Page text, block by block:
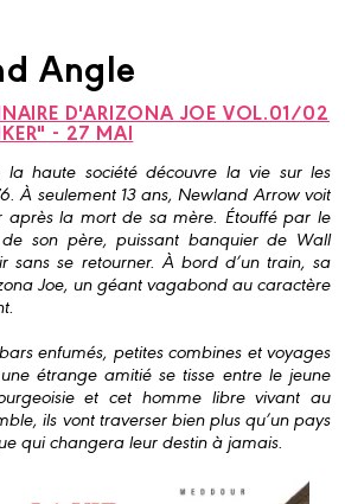
Angle
D'ARIZONA JOE VOL.01/02
- 27 MAI
haute société découvre la vie sur les
À seulement 13 ans, Newland Arrow voit
après la mort de sa mère. Étouffé par le
son père, puissant banquier de Wall
sans se retourner. À bord d’un train, sa
Joe, un géant vagabond au caractère
enfumés, petites combines et voyages
étrange amitié se tisse entre le jeune
et cet homme libre vivant au
ils vont traverser bien plus qu’un pays
qui changera leur destin à jamais.